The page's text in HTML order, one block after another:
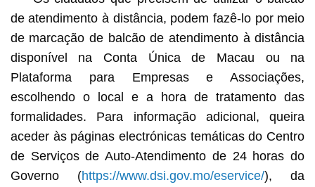
de atendimento à distância, podem fazê-lo por meio
de marcação de balcão de atendimento à distância
disponível na Conta Única de Macau ou na
Plataforma para Empresas e Associações,
escolhendo o local e a hora de tratamento das
formalidades. Para informação adicional, queira
aceder às páginas electrónicas temáticas do Centro
de Serviços de Auto-Atendimento de 24 horas do
Governo (https://www.dsi.gov.mo/eservice/), da